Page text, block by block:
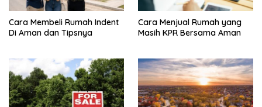
Cara Membeli Rumah Indent
Di Aman dan Tipsnya
Cara Menjual Rumah yang
Masih KPR Bersama Aman